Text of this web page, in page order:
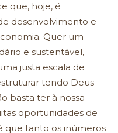
que, hoje, é
desenvolvimento e
Quer um
e sustentável,
justa escala de
tendo Deus
basta ter à nossa
oportunidades de
que tanto os inúmeros